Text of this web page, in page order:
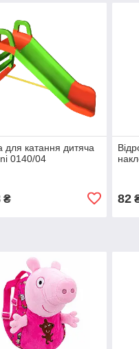
для катання дитяча
0140/04
₴ 82